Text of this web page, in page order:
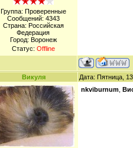
Группа: Проверенные
Сообщений: 4343
Страна: Российская
Федерация
Город: Воронеж
Статус: Offline
Викуля Дата: Пятница,
nkviburnum